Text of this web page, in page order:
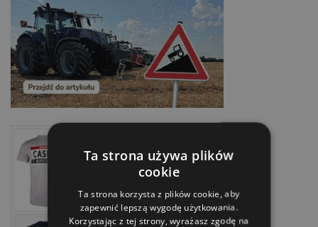
Ta strona używa plików
cookie
Ta strona korzysta z plików cookie, aby
zapewnić lepszą wygodę użytkowania.
Korzystając z tej strony, wyrażasz zgodę na